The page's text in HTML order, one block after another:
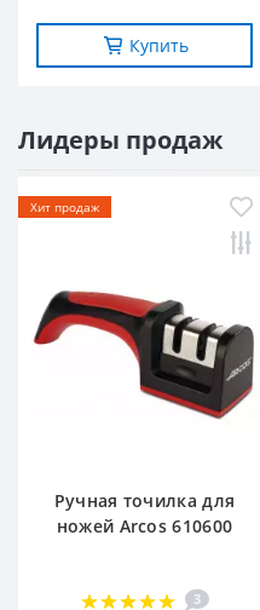
Купить
Лидеры продаж
Хит продаж
Ручная точилка для
ножей Arcos 610600
3